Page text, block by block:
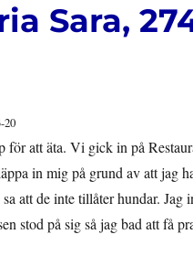
Sara,
20
att äta. Vi gick in på
in mig på grund av att jag
att de inte tillåter hundar. Jag
stod på sig så jag bad att få